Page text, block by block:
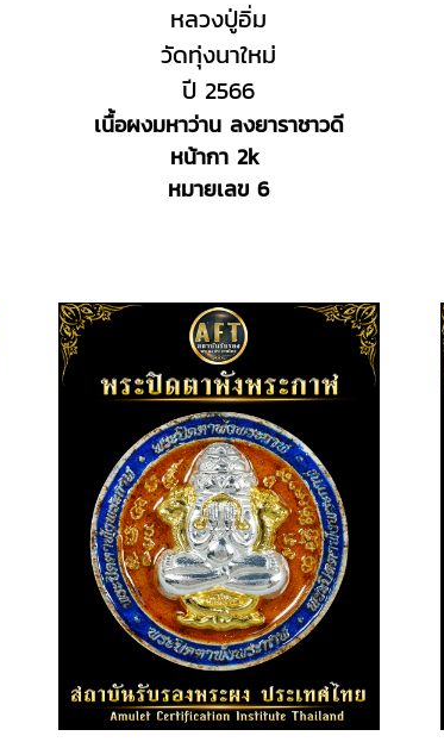
หลวงปู่อิ่ม
วัดทุ่งนาใหม่
ปี 2566
เนื้อผงมหาว่าน ลงยาราชาวดี
หน้ากา 2k
หมายเลข 6